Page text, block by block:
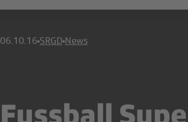
06.10.16 SRGD News
Fussball